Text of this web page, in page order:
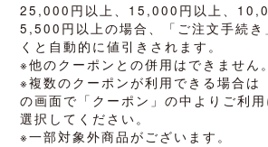
25,000円以上、15,000円以上、
5,500円以上の場合、「ご注文手続き
くと自動的に値引きされます。
※他のクーポンとの併用はできません。
※複数のクーポンが利用できる場合は
の画面で「クーポン」の中よりご利
選択してください。
※一部対象外商品がございます。